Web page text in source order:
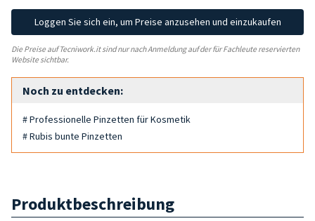
Loggen Sie sich ein, um Preise anzusehen und einzukaufen
Die Preise auf Tecniwork.it sind nur nach Anmeldung auf der für Fachleute reservierten
Website sichtbar.
Noch zu entdecken:
# Professionelle Pinzetten für Kosmetik
# Rubis bunte Pinzetten
Produktbeschreibung